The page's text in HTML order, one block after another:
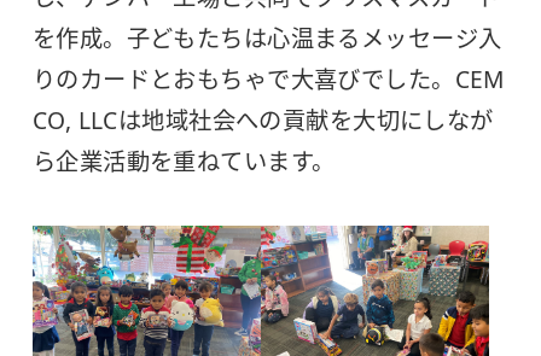
を作成。子どもたちは心温まるメッセージ入
りのカードとおもちゃで大喜びでした。CEM
CO, LLCは地域社会への貢献を大切にしなが
ら企業活動を重ねています。